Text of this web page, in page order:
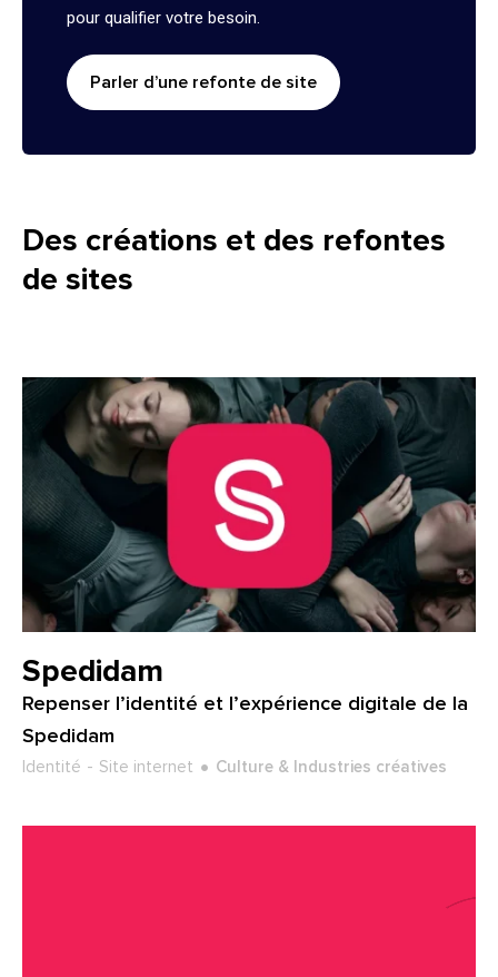
pour qualifier votre besoin.
Parler d’une refonte de site
Des créations et des refontes
de sites
Client :
Spedidam
Repenser l’identité et l’expérience digitale de la
Spedidam
Type de projet :
Identité Site internet
Secteur : Culture & Industries créatives